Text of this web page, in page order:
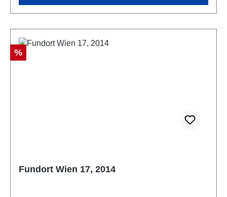
Rabatt
%
Fundort Wien 17, 2014